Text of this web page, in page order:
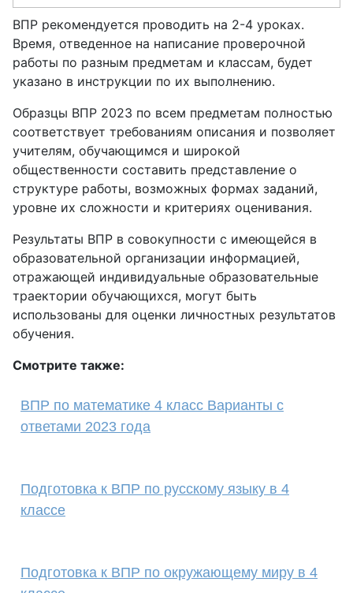
ВПР рекомендуется проводить на 2-4 уроках.
Время, отведенное на написание проверочной
работы по разным предметам и классам, будет
указано в инструкции по их выполнению.
Образцы ВПР 2023 по всем предметам полностью
соответствует требованиям описания и позволяет
учителям, обучающимся и широкой
общественности составить представление о
структуре работы, возможных формах заданий,
уровне их сложности и критериях оценивания.
Результаты ВПР в совокупности с имеющейся в
образовательной организации информацией,
отражающей индивидуальные образовательные
траектории обучающихся, могут быть
использованы для оценки личностных результатов
обучения.
Смотрите также:
ВПР по математике 4 класс Варианты с
ответами 2023 года
Подготовка к ВПР по русскому языку в 4
классе
Подготовка к ВПР по окружающему миру в 4